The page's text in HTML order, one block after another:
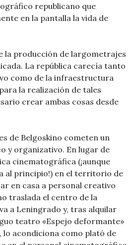
republicano que
en la pantalla la vida de
la producción de largometrajes
La república carecía tanto
como de la infraestructura
la realización de tales
crear ambas cosas desde
de Belgoskino cometen un
y organizativo. En lugar de
cinematográfica (¡aunque
al principio!) en el territorio de
en casa a personal creativo
traslada el centro de la
a Leningrado y, tras alquilar
teatro «Espejo deformante»
lo acondiciona como plató de